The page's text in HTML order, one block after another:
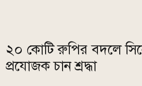
২০ কোটি রুপির বদলে
প্রযোজক চান শ্রদ্ধা